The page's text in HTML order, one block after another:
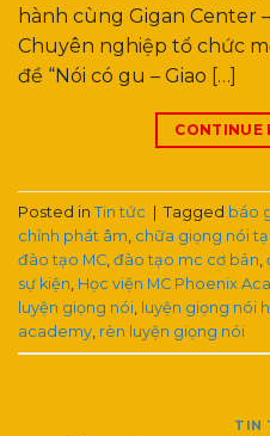
hành cùng Gigan Center
Chuyên nghiệp tổ chức
đề “Nói có gu – Giao […]
CONTINUE
Posted in Tin tức Tagged báo
chỉnh phát âm chữa giọng nói
đào tạo MC đào tạo mc cơ bản
sự kiện Học viện MC Phoenix
luyện giọng nói
luyện giọng nói
academy rèn luyện giọng nói
TIN